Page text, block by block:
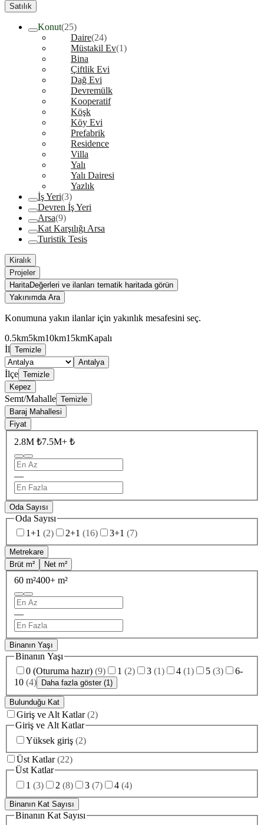
Satılık
Konut(25)
Daire(24)
Müstakil Ev(1)
Bina
Çiftlik Evi
Dağ Evi
Devremülk
Kooperatif
Köşk
Köy Evi
Prefabrik
Residence
Villa
Yalı
Yalı Dairesi
Yazlık
İş Yeri(3)
Devren İş Yeri
Arsa(9)
Kat Karşılığı Arsa
Turistik Tesis
Kiralık
Projeler
HaritaDeğerleri ve ilanları tematik haritada görün
Yakınımda Ara
Konumuna yakın ilanlar için yakınlık mesafesini seç.
0.5km5km10km15kmKapalı
İl Temizle
Antalya
İlçe Temizle
Kepez
Semt/Mahalle Temizle
Baraj Mahallesi
Fiyat
2.8M ₺7.5M+ ₺
—
Oda Sayısı
Oda Sayısı
1+1 (2) 2+1 (16) 3+1 (7)
Metrekare
Brüt m²
Net m²
60 m²400+ m²
—
Binanın Yaşı
Binanın Yaşı
0 (Oturuma hazır) (9) 1 (2) 3 (1) 4 (1) 5 (3)
6-
10 (4) Daha fazla göster (1)
Bulunduğu Kat
Giriş ve Alt Katlar (2)
Giriş ve Alt Katlar
Yüksek giriş (2)
Üst Katlar (22)
Üst Katlar
1 (3) 2 (8) 3 (7) 4 (4)
Binanın Kat Sayısı
Binanın Kat Sayısı